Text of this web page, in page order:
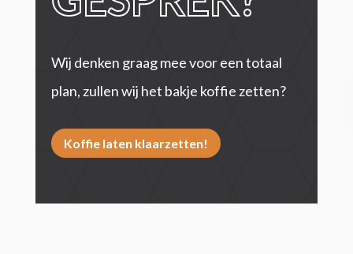
Wij denken graag mee voor een totaal
plan, zullen wij het bakje koffie zetten?
Koffie laten klaarzetten!